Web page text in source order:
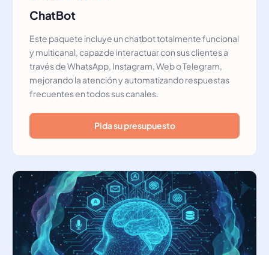
ChatBot
Este paquete incluye un chatbot totalmente funcional
y multicanal, capaz de interactuar con sus clientes a
través de WhatsApp, Instagram, Web o Telegram,
mejorando la atención y automatizando respuestas
frecuentes en todos sus canales.
Pida su presupuesto